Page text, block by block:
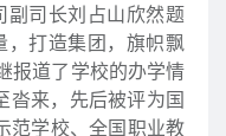
副司长刘占山欣然题
，打造集团，旗帜飘
报道了学校的办学情
沓来，先后被评为国
范学校、全国职业教